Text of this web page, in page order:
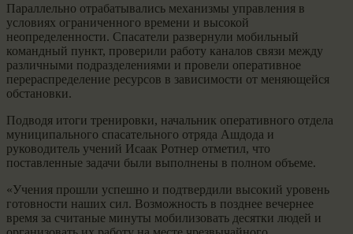
Параллельно отрабатывались механизмы управления в
условиях ограниченного времени и высокой
неопределенности. Спасатели развернули мобильный
командный пункт, проверили работу каналов связи между
различными подразделениями и провели оперативное
перераспределение ресурсов в зависимости от меняющейся
обстановки.
Подводя итоги тренировки, начальник оперативного отдела
муниципального спасательного отряда Ашдода и
руководитель учений Исаак Ротнер отметил, что
поставленные задачи были выполнены в полном объеме.
«Учения прошли успешно и подтвердили высокий уровень
готовности наших сил. Возможность в позднее вечернее
время за считаные минуты мобилизовать десятки людей и